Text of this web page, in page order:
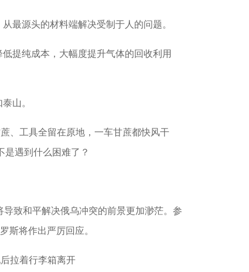
源头的材料端解决受制于人的问题。
提纯成本，大幅度提升气体的回收利用
山。
、工具全留在原地，一车甘蔗都快风干
是遇到什么困难了？
致和平解决俄乌冲突的前景更加渺茫。参
斯将作出严厉回应。
拉着行李箱离开